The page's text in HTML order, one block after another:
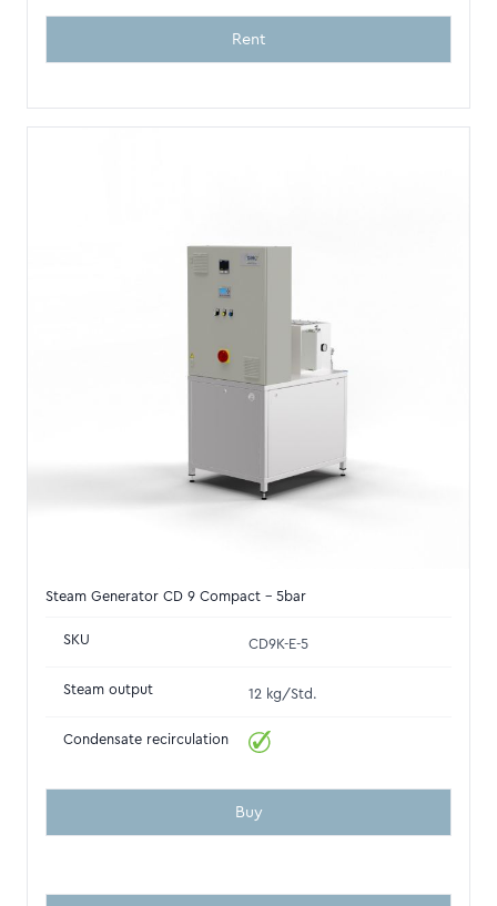
Rent
Steam Generator CD 9 Compact - 5bar
SKU CD9K-E-5
Steam output 12 kg/Std.
Condensate recirculation
Buy